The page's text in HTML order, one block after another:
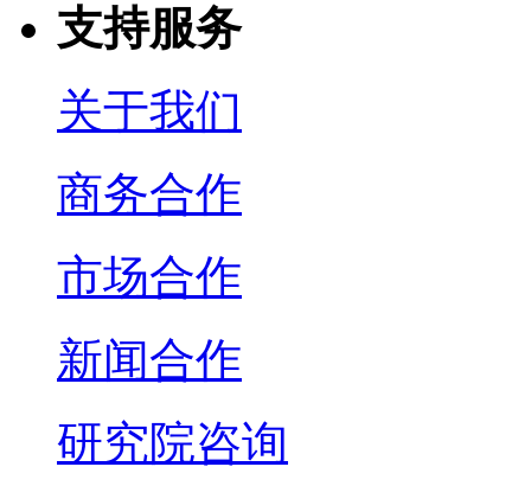
支持服务
关于我们
商务合作
市场合作
新闻合作
研究院咨询